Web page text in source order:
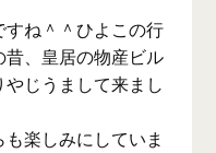
ね＾＾ひよこの行
、皇居の物産ビル
じうまして来まし
楽しみにしていま